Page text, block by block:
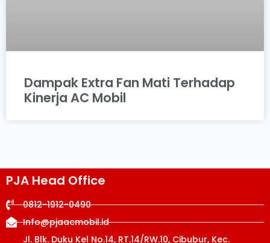
Dampak Extra Fan Mati Terhadap
Kinerja AC Mobil
PJA Head Office
0812-1912-0490
Info@pjaacmobil.id
Jl. Blk. Duku Kel No.14, RT.14/RW.10, Cibubur, Kec.